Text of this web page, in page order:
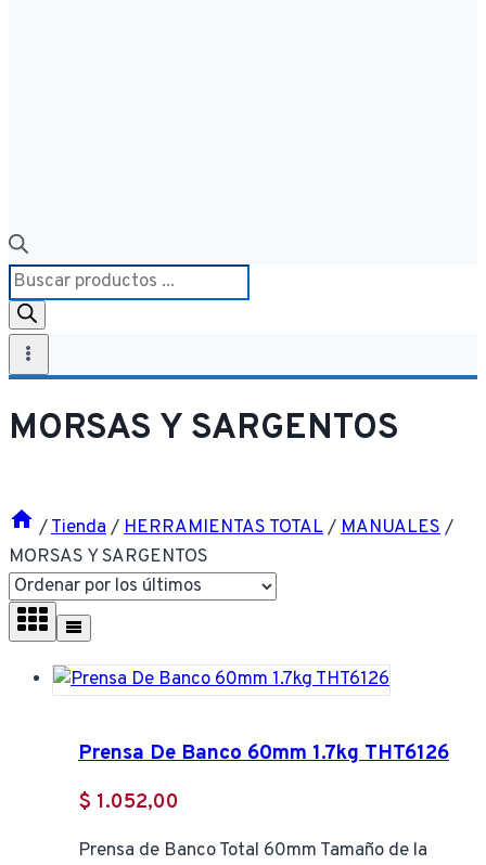
Búsqueda
de
productos
MORSAS Y SARGENTOS
/Tienda/HERRAMIENTAS TOTAL/MANUALES/
MORSAS Y SARGENTOS
Prensa De Banco 60mm 1.7kg THT6126
$ 1.052,00
Prensa de Banco Total 60mm Tamaño de la